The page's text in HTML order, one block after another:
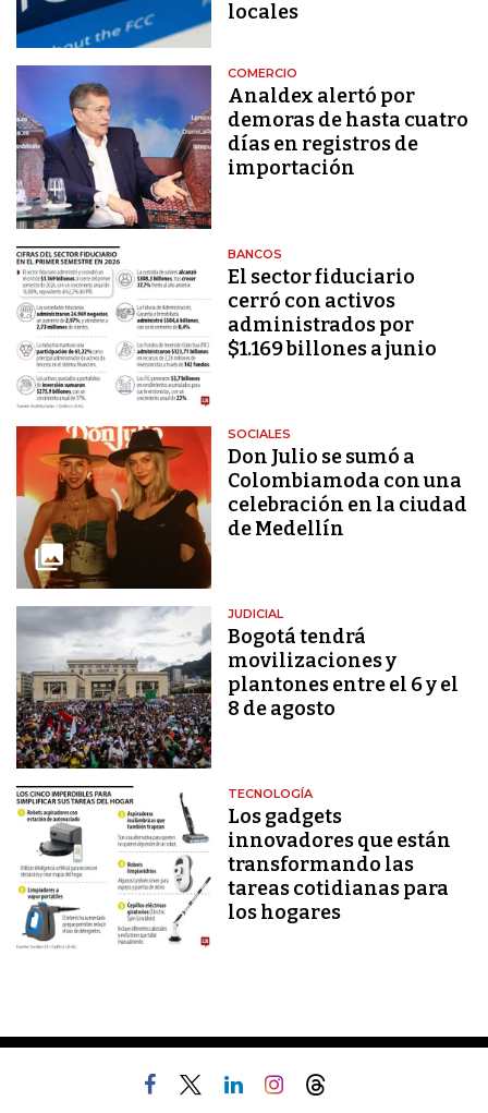
locales
COMERCIO
Analdex alertó por
demoras de hasta cuatro
días en registros de
importación
BANCOS
El sector fiduciario
cerró con activos
administrados por
$1.169 billones a junio
SOCIALES
Don Julio se sumó a
Colombiamoda con una
celebración en la ciudad
de Medellín
JUDICIAL
Bogotá tendrá
movilizaciones y
plantones entre el 6 y el
8 de agosto
TECNOLOGÍA
Los gadgets
innovadores que están
transformando las
tareas cotidianas para
los hogares